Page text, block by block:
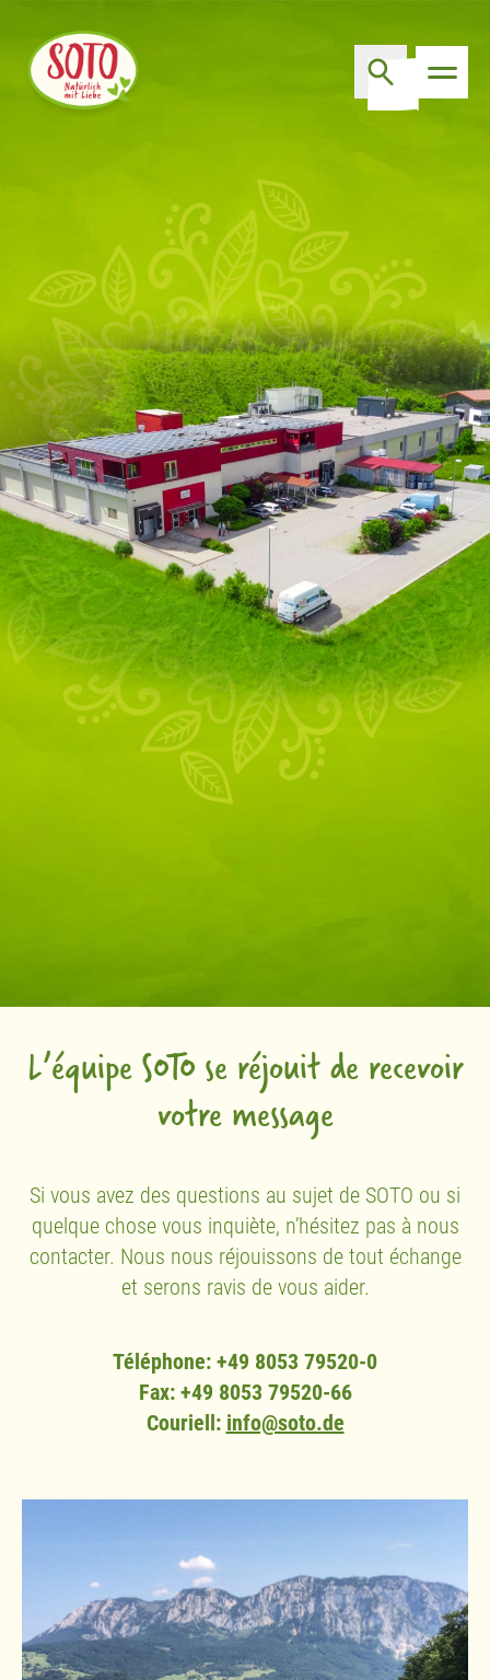
L’équipe SOTO se réjouit de recevoir
votre message
Si vous avez des questions au sujet de SOTO ou si
quelque chose vous inquiète, n’hésitez pas à nous
contacter. Nous nous réjouissons de tout échange
et serons ravis de vous aider.
Téléphone: +49 8053 79520-0
Fax: +49 8053 79520-66
Couriell: info@soto.de